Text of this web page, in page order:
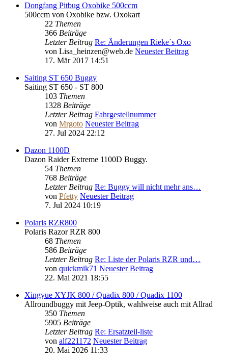
Dongfang Pitbug Oxobike 500ccm
500ccm von Oxobike bzw. Oxokart
22 Themen
366 Beiträge
Letzter Beitrag Re: Änderungen Rieke´s Oxo
von Lisa_heinzen@web.de Neuester Beitrag
17. Mär 2017 14:51
Saiting ST 650 Buggy
Saiting ST 650 - ST 800
103 Themen
1328 Beiträge
Letzter Beitrag Fahrgestellnummer
von Mrgoto Neuester Beitrag
27. Jul 2024 22:12
Dazon 1100D
Dazon Raider Extreme 1100D Buggy.
54 Themen
768 Beiträge
Letzter Beitrag Re: Buggy will nicht mehr ans…
von Pfetty Neuester Beitrag
7. Jul 2024 10:19
Polaris RZR800
Polaris Razor RZR 800
68 Themen
586 Beiträge
Letzter Beitrag Re: Liste der Polaris RZR und…
von quickmik71 Neuester Beitrag
22. Mai 2021 18:55
Xingyue XYJK 800 / Quadix 800 / Quadix 1100
Allroundbuggy mit Jeep-Optik, wahlweise auch mit Allrad
350 Themen
5905 Beiträge
Letzter Beitrag Re: Ersatzteil-liste
von alf221172 Neuester Beitrag
20. Mai 2026 11:33